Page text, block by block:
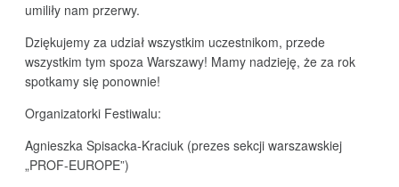
umiliły nam przerwy.
Dziękujemy za udział wszystkim uczestnikom, przede
wszystkim tym spoza Warszawy! Mamy nadzieję, że za rok
spotkamy się ponownie!
Organizatorki Festiwalu:
Agnieszka Spisacka-Kraciuk (prezes sekcji warszawskiej
„PROF-EUROPE”)